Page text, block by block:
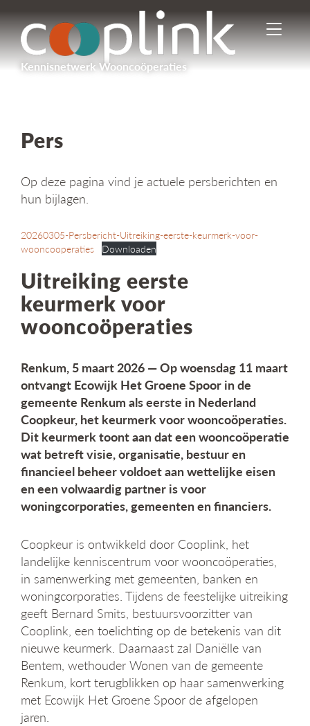
Kennisnetwerk Wooncoöperaties
I
n
-
k
i
Pers
Op deze pagina vind je actuele persberichten en
hun bijlagen.
20260305-Persbericht-Uitreiking-eerste-keurmerk-voor-
wooncooperaties Downloaden
Uitreiking eerste
keurmerk voor
wooncoöperaties
Renkum, 5 maart 2026 — Op woensdag 11 maart
ontvangt Ecowijk Het Groene Spoor in de
gemeente Renkum als eerste in Nederland
Coopkeur, het keurmerk voor wooncoöperaties.
Dit keurmerk toont aan dat een wooncoöperatie
wat betreft visie, organisatie, bestuur en
financieel beheer voldoet aan wettelijke eisen
en een volwaardig partner is voor
woningcorporaties, gemeenten en financiers.
Coopkeur is ontwikkeld door Cooplink, het
landelijke kenniscentrum voor wooncoöperaties,
in samenwerking met gemeenten, banken en
woningcorporaties. Tijdens de feestelijke uitreiking
geeft Bernard Smits, bestuursvoorzitter van
Cooplink, een toelichting op de betekenis van dit
nieuwe keurmerk. Daarnaast zal Daniëlle van
Bentem, wethouder Wonen van de gemeente
Renkum, kort terugblikken op haar samenwerking
met Ecowijk Het Groene Spoor de afgelopen
jaren.